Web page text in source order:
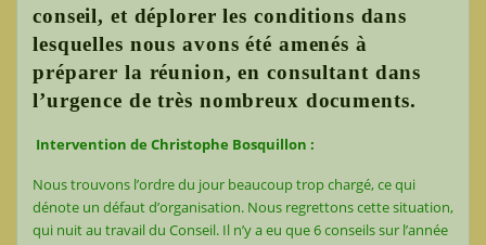
conseil, et déplorer les conditions dans
lesquelles nous avons été amenés à
préparer la réunion, en consultant dans
l’urgence de très nombreux documents.
Intervention de Christophe Bosquillon :
Nous trouvons l’ordre du jour beaucoup trop chargé, ce qui
dénote un défaut d’organisation. Nous regrettons cette situation,
qui nuit au travail du Conseil. Il n’y a eu que 6 conseils sur l’année